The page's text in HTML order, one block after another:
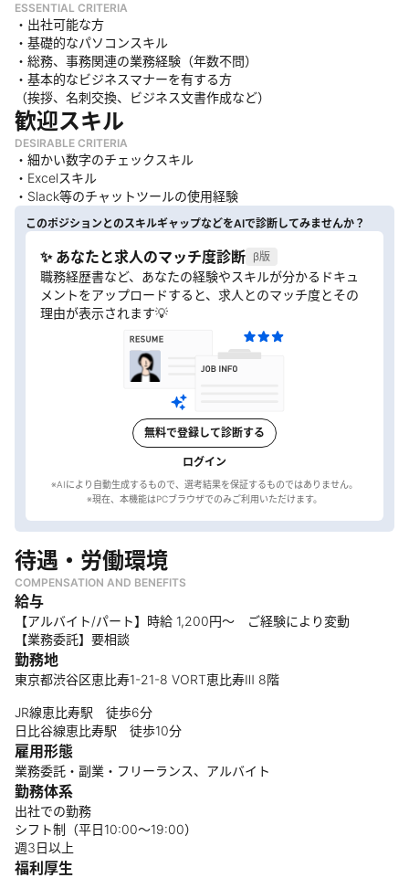
ESSENTIAL CRITERIA
・出社可能な方
・基礎的なパソコンスキル
・総務、事務関連の業務経験（年数不問）
・基本的なビジネスマナーを有する方
（挨拶、名刺交換、ビジネス文書作成など）
歓迎スキル
DESIRABLE CRITERIA
・細かい数字のチェックスキル
・Excelスキル
・Slack等のチャットツールの使用経験
このポジションとのスキルギャップなどをAIで診断してみませんか？
✨ あなたと求人のマッチ度診断 β版
職務経歴書など、あなたの経験やスキルが分かるドキュ
メントをアップロードすると、求人とのマッチ度とその
理由が表示されます💡
無料で登録して診断する
ログイン
※AIにより自動生成するもので、選考結果を保証するものではありません。
待遇・労働環境
COMPENSATION AND BENEFITS
給与
【アルバイト/パート】時給 1,200円〜 ご経験により変動
【業務委託】要相談
勤務地
東京都渋谷区恵比寿1-21-8 VORT恵比寿Ⅲ 8階
JR線恵比寿駅 徒歩6分
日比谷線恵比寿駅 徒歩10分
雇用形態
業務委託・副業・フリーランス、アルバイト
勤務体系
出社での勤務
シフト制（平日10:00～19:00）
週3日以上
福利厚生